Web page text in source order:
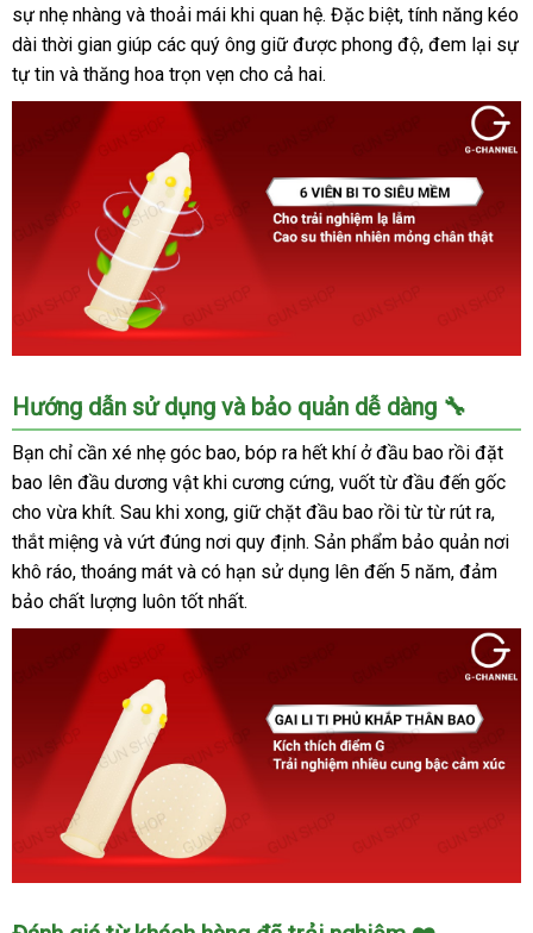
Cái
Kích
Thích
sự nhẹ nhàng và thoải mái khi quan hệ. Đặc biệt, tính năng kéo
dài thời gian giúp các quý ông giữ được phong độ, đem lại sự
tự tin và thăng hoa trọn vẹn cho cả hai.
Bao
Cao
Su
X-
men
Bi
To
Gai
Li
Ti
Thích
Hướng dẫn sử dụng và bảo quản dễ dàng 🔧
Bạn chỉ cần xé nhẹ góc bao, bóp ra hết khí ở đầu bao rồi đặt
bao lên đầu dương vật khi cương cứng, vuốt từ đầu đến gốc
cho vừa khít. Sau khi xong, giữ chặt đầu bao rồi từ từ rút ra,
thắt miệng và vứt đúng nơi quy định. Sản phẩm bảo quản nơi
khô ráo, thoáng mát và có hạn sử dụng lên đến 5 năm, đảm
bảo chất lượng luôn tốt nhất.
Bao